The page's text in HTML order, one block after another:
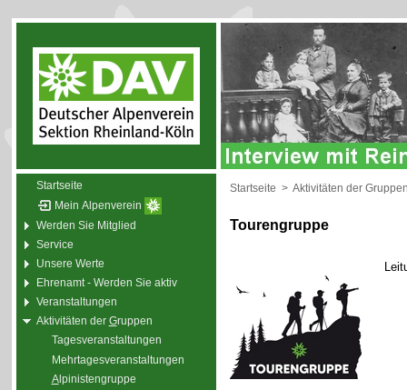
Startseite
Mein Alpenverein
Werden Sie Mitglied
Service
Unsere Werte
Ehrenamt - Werden Sie aktiv
Veranstaltungen
Aktivitäten der Gruppen
Tagesveranstaltungen
Mehrtagesveranstaltungen
Alpinistengruppe
Startseite > Aktivitäten der
Tourengruppe